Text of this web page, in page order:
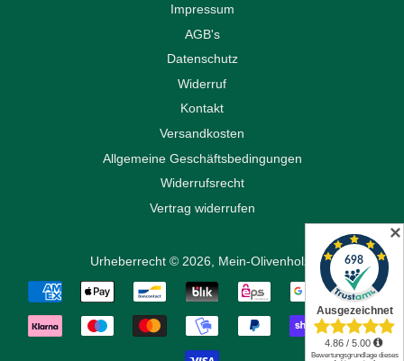
Impressum
AGB's
Datenschutz
Widerruf
Kontakt
Versandkosten
Allgemeine Geschäftsbedingungen
Widerrufsrecht
Vertrag widerrufen
Urheberrecht © 2026, Mein-Olivenholz
Zahlungsarten
✕